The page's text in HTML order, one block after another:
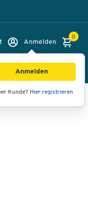
Anmelden
Anmelden
Kunde? Hier registrieren
0